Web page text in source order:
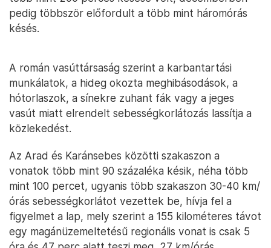
pedig többször előfordult a több mint háromórás
késés.
A román vasúttársaság szerint a karbantartási
munkálatok, a hideg okozta meghibásodások, a
hótorlaszok, a sínekre zuhant fák vagy a jeges
vasút miatt elrendelt sebességkorlátozás lassítja a
közlekedést.
Az Arad és Karánsebes közötti szakaszon a
vonatok több mint 90 százaléka késik, néha több
mint 100 percet, ugyanis több szakaszon 30-40 km/
órás sebességkorlátot vezettek be, hívja fel a
figyelmet a lap, mely szerint a 155 kilométeres távot
egy magánüzemeltetésű regionális vonat is csak 5